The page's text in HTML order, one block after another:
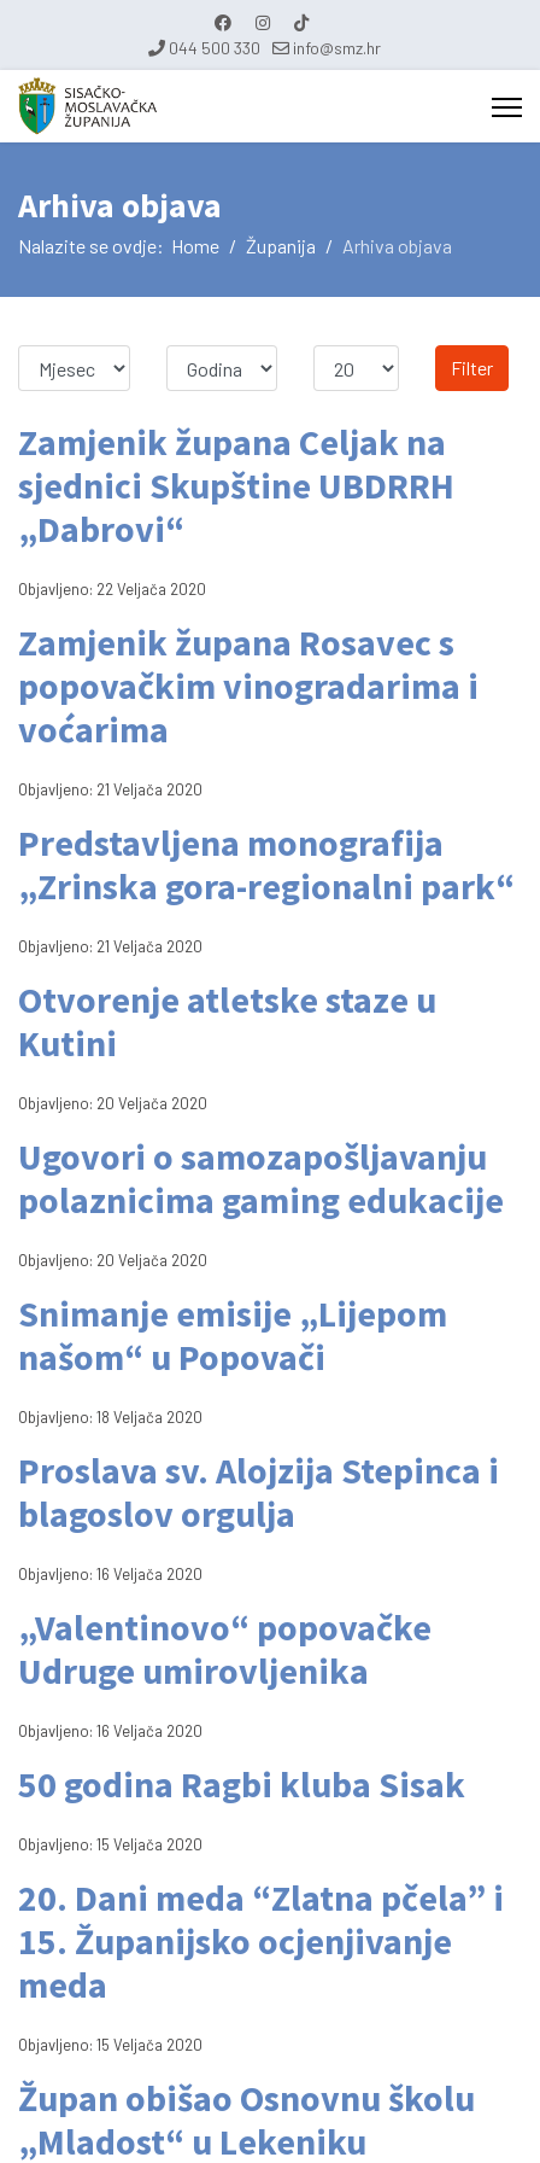
044 500 330 info@smz.hr
Arhiva objava
Nalazite se ovdje: Home Županija Arhiva objava
Filter
Zamjenik župana Celjak na
sjednici Skupštine UBDRRH
„Dabrovi“
Objavljeno: 22 Veljača 2020
Zamjenik župana Rosavec s
popovačkim vinogradarima i
voćarima
Objavljeno: 21 Veljača 2020
Predstavljena monografija
„Zrinska gora-regionalni park“
Objavljeno: 21 Veljača 2020
Otvorenje atletske staze u
Kutini
Objavljeno: 20 Veljača 2020
Ugovori o samozapošljavanju
polaznicima gaming edukacije
Objavljeno: 20 Veljača 2020
Snimanje emisije „Lijepom
našom“ u Popovači
Objavljeno: 18 Veljača 2020
Proslava sv. Alojzija Stepinca i
blagoslov orgulja
Objavljeno: 16 Veljača 2020
„Valentinovo“ popovačke
Udruge umirovljenika
Objavljeno: 16 Veljača 2020
50 godina Ragbi kluba Sisak
Objavljeno: 15 Veljača 2020
20. Dani meda “Zlatna pčela” i
15. Županijsko ocjenjivanje
meda
Objavljeno: 15 Veljača 2020
Župan obišao Osnovnu školu
„Mladost“ u Lekeniku